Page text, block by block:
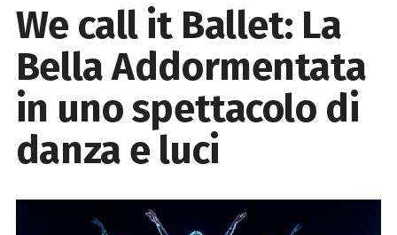
We call it Ballet: La
Bella Addormentata
in uno spettacolo di
danza e luci